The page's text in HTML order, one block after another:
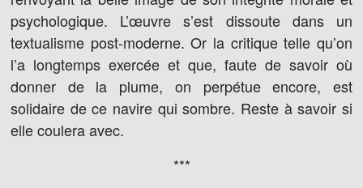
psychologique. L’œuvre s’est dissoute dans un
textualisme post-moderne. Or la critique telle qu’on
l’a longtemps exercée et que, faute de savoir où
donner de la plume, on perpétue encore, est
solidaire de ce navire qui sombre. Reste à savoir si
elle coulera avec.
***